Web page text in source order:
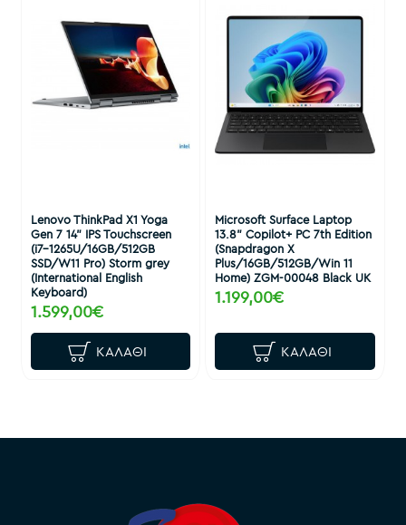
Lenovo ThinkPad X1 Yoga
Gen 7 14" IPS Touchscreen
(i7-1265U/16GB/512GB
SSD/W11 Pro) Storm grey
(International English
Keyboard)
1.599,00€
ΚΑΛΆΘΙ
Microsoft Surface Laptop
13.8" Copilot+ PC 7th Edition
(Snapdragon X
Plus/16GB/512GB/Win 11
Home) ZGM-00048 Black UK
1.199,00€
ΚΑΛΆΘΙ